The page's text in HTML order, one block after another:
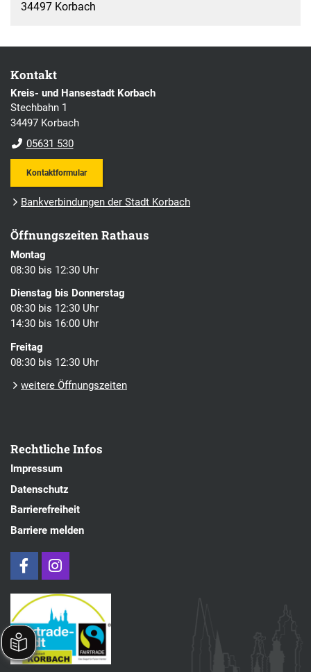
34497 Korbach
Kontakt
Kreis- und Hansestadt Korbach
Stechbahn 1
34497 Korbach
05631 530
Kontaktformular
Bankverbindungen der Stadt Korbach
Öffnungszeiten Rathaus
Montag
08:30 bis 12:30 Uhr
Dienstag bis Donnerstag
08:30 bis 12:30 Uhr
14:30 bis 16:00 Uhr
Freitag
08:30 bis 12:30 Uhr
weitere Öffnungszeiten
Rechtliche Infos
Impressum
Datenschutz
Barrierefreiheit
Barriere melden